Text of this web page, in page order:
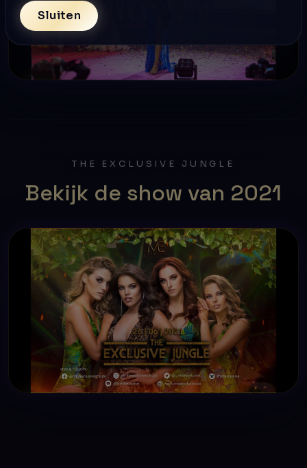
THE EXCLUSIVE JUNGLE
Bekijk de show van 2021
Sluiten